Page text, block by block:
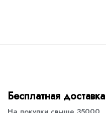
Бесплатная доставка